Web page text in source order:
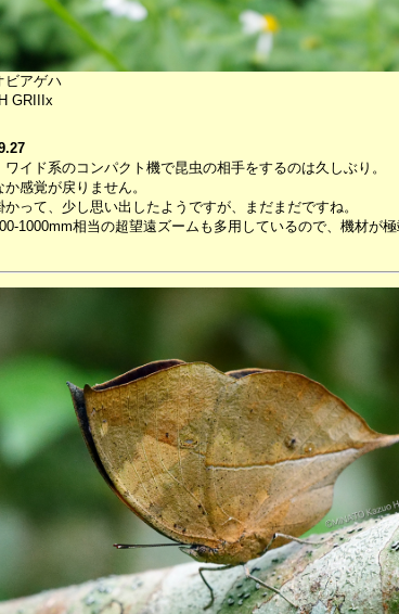
ビアゲハ
GRIIIx
ワイド系のコンパクト機で昆虫の相手をするのは久しぶり。
か感覚が戻りません。
かって、少し思い出したようですが、まだまだですね。
1000mm相当の超望遠ズームも多用しているので、機材が極